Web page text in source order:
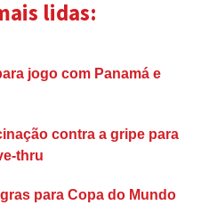
lidas:
jogo com Panamá e
contra a gripe para
thru
para Copa do Mundo